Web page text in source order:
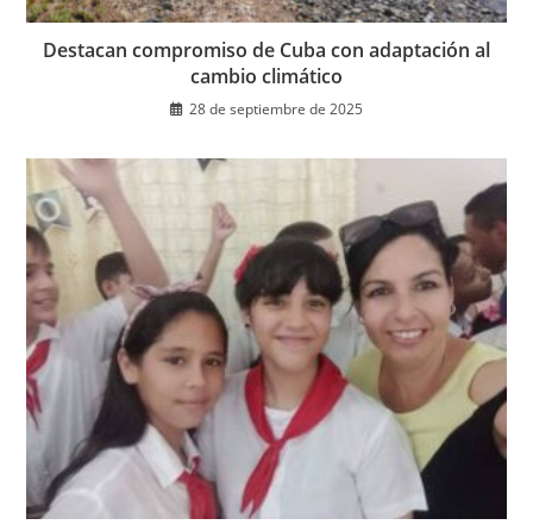
Destacan compromiso de Cuba con adaptación al
cambio climático
28 de septiembre de 2025